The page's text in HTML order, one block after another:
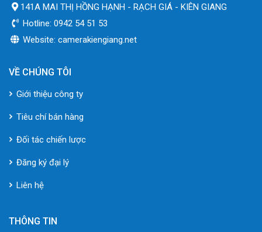
141A MAI THỊ HỒNG HẠNH - RẠCH GIÁ - KIÊN GIANG
Hotline: 0942 54 51 53
Website: camerakiengiang.net
VỀ CHÚNG TÔI
Giới thiệu công ty
Tiêu chí bán hàng
Đối tác chiến lược
Đăng ký đại lý
Liên hệ
THÔNG TIN